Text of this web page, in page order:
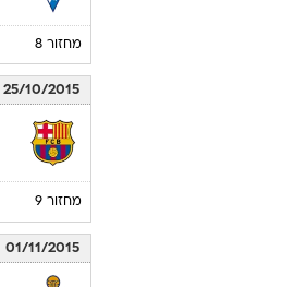
מחזור 8
25/10/2015
מחזור 9
01/11/2015